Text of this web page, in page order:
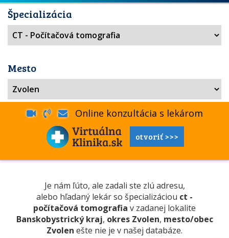
Špecializácia
Mesto
Online konzultácia s lekárom
otvoriť >>>
Je nám ľúto, ale zadali ste zlú adresu,
alebo hľadaný lekár so špecializáciou ct -
počítačová tomografia v zadanej lokalite
Banskobystrický kraj, okres Zvolen, mesto/obec
Zvolen ešte nie je v našej databáze.